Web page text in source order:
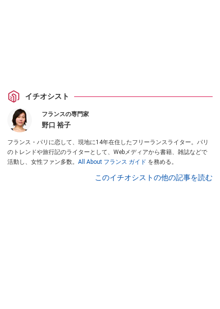
イチオシスト
フランスの専門家
野口 裕子
フランス・パリに恋して、現地に14年在住したフリーランスライター。パリ
のトレンドや旅行記のライターとして、Webメディアから書籍、雑誌などで
活動し、女性ファン多数。 All About フランス ガイド を務める。
このイチオシストの他の記事を読む